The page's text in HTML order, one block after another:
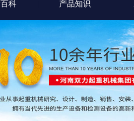
科 产品知识